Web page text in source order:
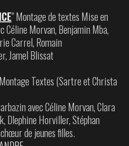
" Montage de textes Mise en
Céline Morvan, Benjamin Mba,
Carrel, Romain
Jamel Blissat
Textes (Sartre et Christa
avec Céline Morvan, Clara
Dlephine Horviller, Stéphan
de jeunes filles.